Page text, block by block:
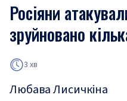
Росіяни
зруйновано
3 хв
Любава Лисичкіна